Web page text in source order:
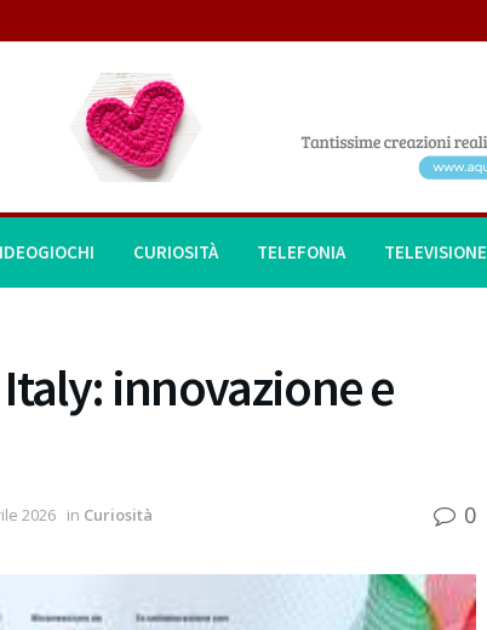
CURIOSITÀ TELEFONIA TELEVISIONE
innovazione e
2026 in Curiosità 0